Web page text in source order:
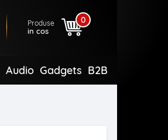
Produse
in cos
0
Audio Gadgets B2B